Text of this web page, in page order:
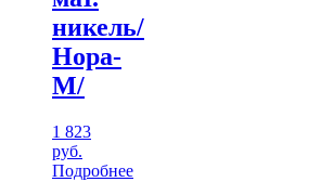
никель/
Нора-
М/
1 823
руб.
Подробнее